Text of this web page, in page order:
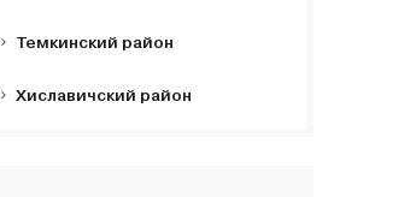
Темкинский район
Хиславичский район